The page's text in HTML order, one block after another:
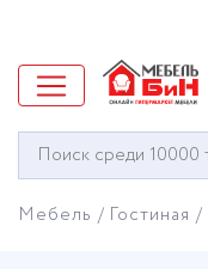
Окно
поиска
Мебель Гостиная